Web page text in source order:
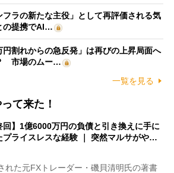
ラの新たな主役」として再評価される気
の提携でAI…
円割れからの急反発」は再びの上昇局面へ
市場のムー…
一覧を見る
て来た！
回】1億6000万円の負債と引き換えに手に
プライスレスな経験 ｜ 突然マルサがや…
た元FXトレーダー・磯貝清明氏の著書